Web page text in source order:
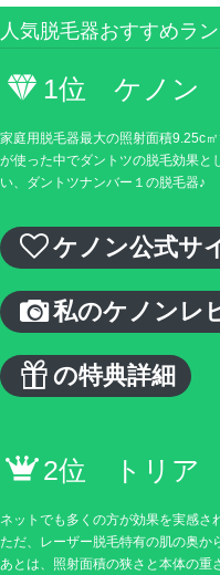
人気脱毛器おすすめラ
1位 ケノン
家庭用脱毛器最大の照射面積9.25c
が使った中でダントツの脱毛効果と
い、ダントツナンバー１の脱毛器♪
ケノン公式サ
私のケノンレ
の特典詳細
2位 トリア
ネットでも多くの方が効果を実感さ
ただ、レーザー脱毛特有の肌の奥か
あとは、照射面積の狭さと本体の重